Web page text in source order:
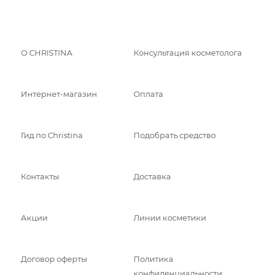
О CHRISTINA Консультация косметолога
Интернет-магазин Оплата
Гид по Christina Подобрать средство
Контакты Доставка
Акции Линии косметики
Договор оферты
Политика